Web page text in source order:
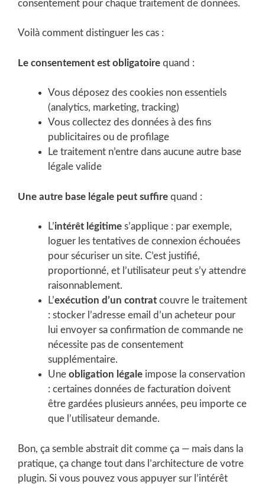
consentement pour chaque traitement de données.
Voilà comment distinguer les cas :
Le consentement est obligatoire quand :
Vous déposez des cookies non essentiels
(analytics, marketing, tracking)
Vous collectez des données à des fins
publicitaires ou de profilage
Le traitement n’entre dans aucune autre base
légale valide
Une autre base légale peut suffire quand :
L’intérêt légitime s’applique : par exemple,
loguer les tentatives de connexion échouées
pour sécuriser un site. C’est justifié,
proportionné, et l’utilisateur peut s’y attendre
raisonnablement.
L’exécution d’un contrat couvre le traitement
: stocker l’adresse email d’un acheteur pour
lui envoyer sa confirmation de commande ne
nécessite pas de consentement
supplémentaire.
Une obligation légale impose la conservation
: certaines données de facturation doivent
être gardées plusieurs années, peu importe ce
que l’utilisateur demande.
Bon, ça semble abstrait dit comme ça — mais dans la
pratique, ça change tout dans l’architecture de votre
plugin. Si vous pouvez vous appuyer sur l’intérêt